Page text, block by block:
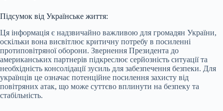
Підсумок від Українське життя:
Ця інформація є надзвичайно важливою для громадян України,
оскільки вона висвітлює критичну потребу в посиленні
протиповітряної оборони. Звернення Президента до
американських партнерів підкреслює серйозність ситуації та
необхідність консолідації зусиль для забезпечення безпеки. Для
українців це означає потенційне посилення захисту від
повітряних атак, що може суттєво вплинути на безпеку та
стабільність.